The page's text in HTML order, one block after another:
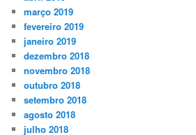
março 2019
fevereiro 2019
janeiro 2019
dezembro 2018
novembro 2018
outubro 2018
setembro 2018
agosto 2018
julho 2018